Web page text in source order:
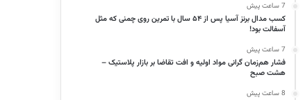
7 ساعت پیش
کسب مدال برنز آسیا پس از ۵۴ سال با تمرین روی چمنی که مثل
آسفالت بود!
7 ساعت پیش
فشار هم‌زمان گرانی مواد اولیه و افت تقاضا بر بازار پلاستیک –
هشت صبح
8 ساعت پیش